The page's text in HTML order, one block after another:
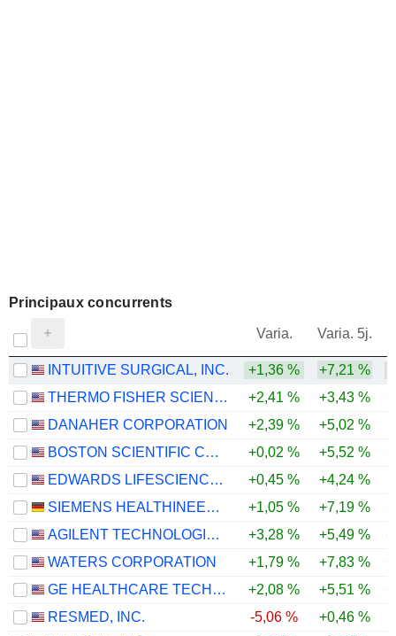
Principaux concurrents
Varia. Varia. 5j.
INTUITIVE SURGICAL, INC.
+1,36 % +7,21 %
THERMO FISHER SCIENTIFIC, INC.
+2,41 % +3,43 %
DANAHER CORPORATION
+2,39 % +5,02 %
BOSTON SCIENTIFIC CORPORATION
+0,02 % +5,52 %
EDWARDS LIFESCIENCES CORPORATION
+0,45 % +4,24 %
SIEMENS HEALTHINEERS AG
+1,05 % +7,19 %
AGILENT TECHNOLOGIES, INC.
+3,28 % +5,49 %
WATERS CORPORATION
+1,79 % +7,83 %
GE HEALTHCARE TECHNOLOGIES INC.
+2,08 % +5,51 %
RESMED, INC.
-5,06 % +0,46 %